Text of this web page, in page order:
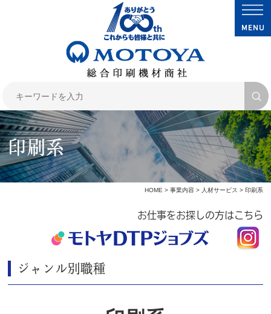
印刷系
HOME> 事業内容> 人材サービス > 印刷系
お仕事をお探しの方はこちら
ジャンル別職種